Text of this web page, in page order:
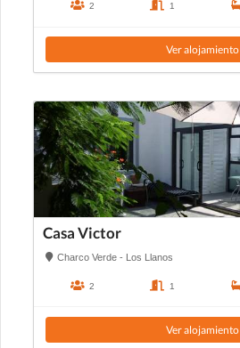
2 1
Ver alojamiento
Casa Victor
Charco Verde - Los Llanos
2 1
Ver alojamiento